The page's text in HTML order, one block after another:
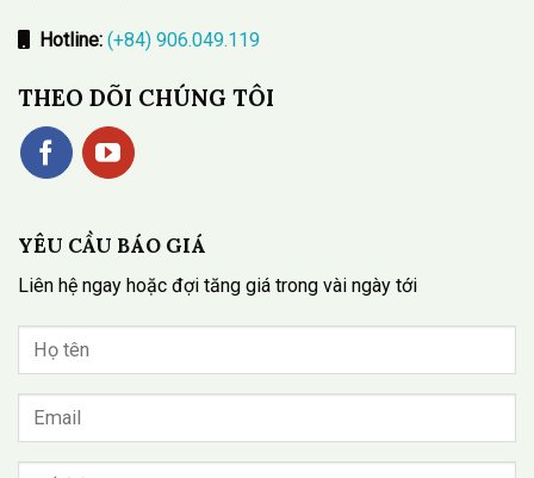
Hotline: (+84) 906.049.119
THEO DÕI CHÚNG TÔI
YÊU CẦU BÁO GIÁ
Liên hệ ngay hoặc đợi tăng giá trong vài ngày tới